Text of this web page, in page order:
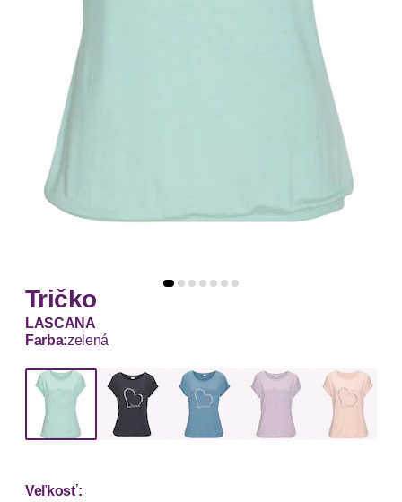
Tričko
LASCANA
Farba:zelená
Veľkosť: